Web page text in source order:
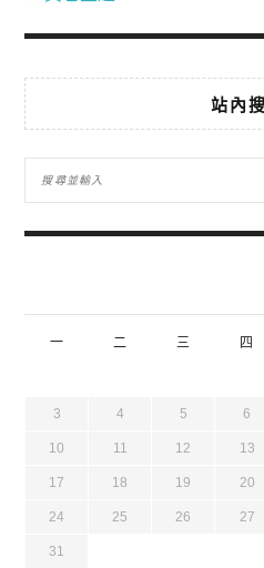
站內
一 二 三 四
3 4 5 6
10 11 12 13
17 18 19 20
24 25 26 27
31